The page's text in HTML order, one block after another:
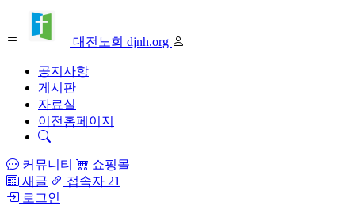
대전노회 djnh.org
공지사항
게시판
자료실
이전홈페이지
커뮤니티
쇼핑몰
새글
접속자 21
로그인